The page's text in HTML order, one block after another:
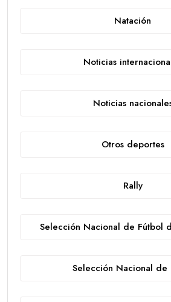
Natación
Noticias
Noticias
Otros deportes
Rally
Selección Nacional de Fútbol
Selección Nacional de